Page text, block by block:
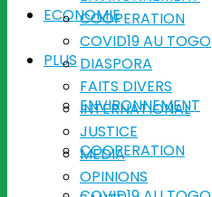
ECONOMIE
PLUS
ENVIRONNEMENT
COOPERATION
COOPERATION
COVID19 AU TOGO
DIASPORA
FAITS DIVERS
INTERNATIONAL
JUSTICE
MEDIA
OPINIONS